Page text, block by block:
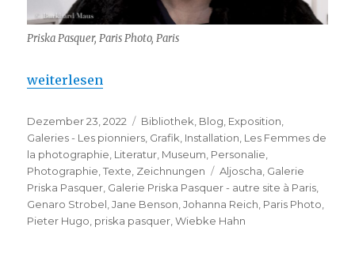
Priska Pasquer, Paris Photo, Paris
„Galerie Priska Pasquer – autre site à Paris“
weiterlesen
Veröffentlicht
am
Dezember 23, 2022 Kategorien
Bibliothek, Blog, Exposition,
Galeries - Les pionniers, Grafik, Installation, Les Femmes de
la photographie, Literatur, Museum, Personalie,
Photographie,Texte, Zeichnungen Schlagwörter
Aljoscha, Galerie
Priska Pasquer, Galerie Priska Pasquer - autre site à Paris,
Genaro Strobel,Jane Benson,Johanna Reich, Paris Photo,
Pieter Hugo, priska pasquer,Wiebke Hahn